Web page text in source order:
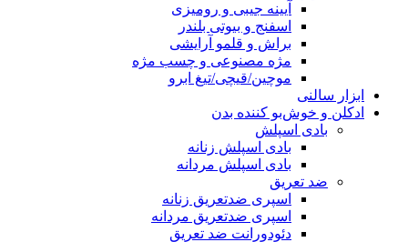
آیینه جیبی و رومیزی
اسفنج و بیوتی بلندر
براش و قلمو آرایشی
مژه مصنوعی و چسب مژه
موچین/قیچی/تیغ ابرو
ابزار سالنی
ادکلن و خوش‌بو کننده بدن
بادی اسپلش
بادی اسپلش زنانه
بادی اسپلش مردانه
ضد تعریق
اسپری ضدتعریق زنانه
اسپری ضدتعریق مردانه
دئودورانت ضد تعریق